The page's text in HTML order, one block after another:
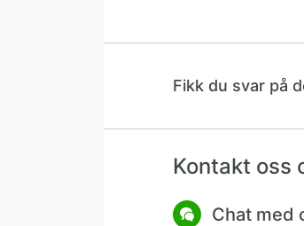
Fikk du svar på
Kontakt oss
Chat med